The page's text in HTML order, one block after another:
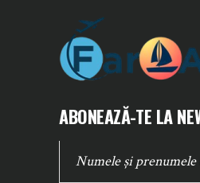
ABONEAZĂ-TE LA